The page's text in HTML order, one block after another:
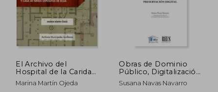
El Archivo del
Hospital de la Caridad
y Casa de Niños
Expósitos de Écija: 20
Marina Martín Ojeda
Obras de Dominio
Público, Digitalización
y Preservación Digital
(in Spanish)
Susana Navas Navarro